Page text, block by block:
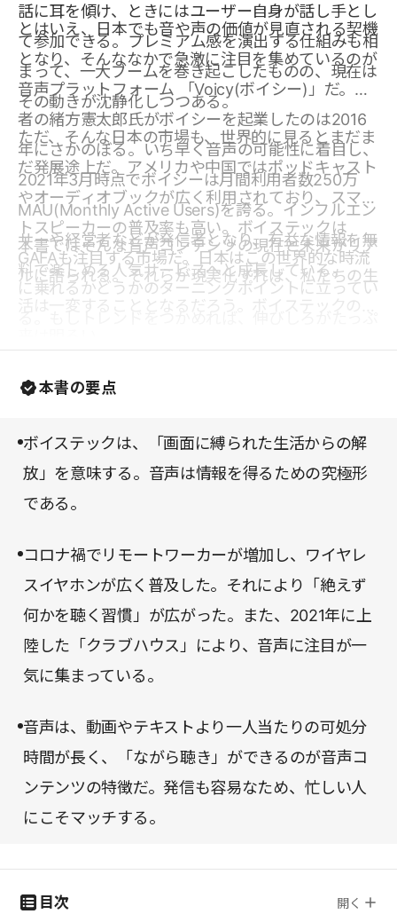
話に耳を傾け、ときにはユーザー自身が話し手とし
て参加できる。プレミアム感を演出する仕組みも相
まって、一大ブームを巻き起こしたものの、現在は
その動きが沈静化しつつある。
とはいえ、日本でも音や声の価値が見直される契機
となり、そんななかで急激に注目を集めているのが
音声プラットフォーム 「Voicy(ボイシー)」だ。著
者の緒方憲太郎氏がボイシーを起業したのは2016
年にさかのぼる。いち早く音声の可能性に着目し、
2021年3月時点でボイシーは月間利用者数250万
MAU(Monthly Active Users)を誇る。インフルエン
サーや経営者などが発信者となり、有益な情報を無
料で楽しめる人気サービスへと成長している。
ただ、そんな日本の市場も、世界的に見るとまだま
だ発展途上だ。アメリカや中国ではポッドキャスト
やオーディオブックが広く利用されており、スマー
トスピーカーの普及率も高い。ボイステックは
GAFAも注目する市場だ。日本はこの世界的な時流
に乗れるかどうかのターニングポイントに立ってい
りとある分、日本経済にも大きなインパクトを与え
るだろう。
本書ではそんな音声コンテンツの現在と未来がリア
ルに語られる。それらが現実化すれば、私たちの生
活は一変することとなるだろう。ボイステックの未
本書の要点
ボイステックは、「画面に縛られた生活からの解
放」を意味する。音声は情報を得るための究極形
である。
コロナ禍でリモートワーカーが増加し、ワイヤレ
スイヤホンが広く普及した。それにより「絶えず
何かを聴く習慣」が広がった。また、2021年に上
陸した「クラブハウス」により、音声に注目が一
気に集まっている。
音声は、動画やテキストより一人当たりの可処分
時間が長く、「ながら聴き」ができるのが音声コ
ンテンツの特徴だ。発信も容易なため、忙しい人
にこそマッチする。
目次 開く